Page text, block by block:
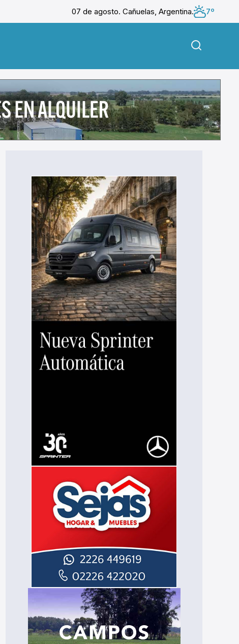
07 de agosto. Cañuelas, Argentina.
7º